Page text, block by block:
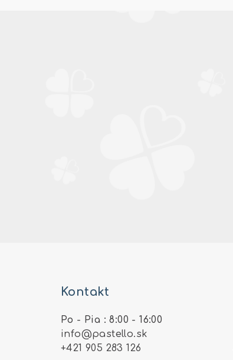
Kontakt
Po - Pia : 8:00 - 16:00
info@pastello.sk
+421 905 283 126